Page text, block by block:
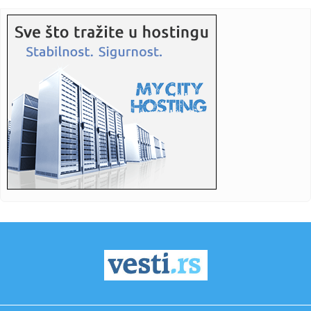
14:50: Milivojević najavljuje da će kada pobede u Beogradu slaviti
uz ...
14:50:
Hamnei...
14:48:FONSEKA PECNUO NOVAKA ZBOG GODINA: Brazilac se
našalio na Đokov...
14:48:Može li neprijatelj Rusije biti prijatelj Srbije?
14:46:Bez struje i bez vode u Beogradu, 10. avgust 2026.
Igraće sa Partizanom: Poznata ekipa dolazi u Beograd!